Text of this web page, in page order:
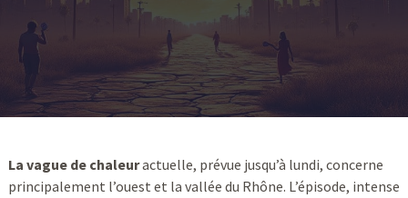
La vague de chaleuractuelle, prévue jusqu’à lundi, concerne
principalement l’ouest et la vallée du Rhône. L’épisode, intense